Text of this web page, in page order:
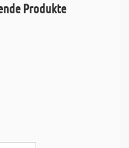
Produkte